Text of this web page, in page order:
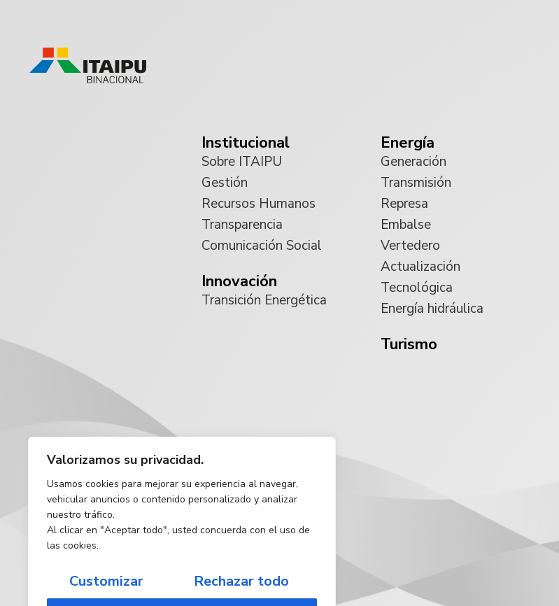
Valorizamos su privacidad.
Usamos cookies para mejorar su experiencia al navegar,
vehicular anuncios o contenido personalizado y analizar
nuestro tráfico.
Al clicar en "Aceptar todo", usted concuerda con el uso de
las cookies.
Customizar
Rechazar todo
Institucional
Sobre ITAIPU
Gestión
Recursos Humanos
Transparencia
Comunicación Social
Innovación
Transición Energética
Energía
Generación
Transmisión
Represa
Embalse
Vertedero
Actualización
Tecnológica
Energía hidráulica
Turismo